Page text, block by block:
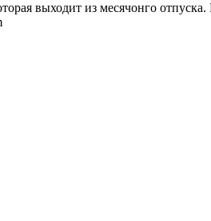
выходит из месячонго